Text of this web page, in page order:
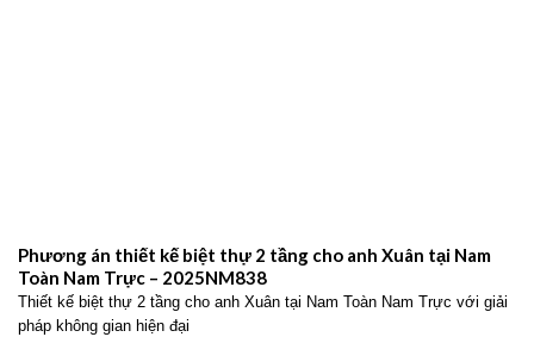
Phương án thiết kế biệt thự 2 tầng cho anh Xuân tại Nam
Toàn Nam Trực – 2025NM838
Thiết kế biệt thự 2 tầng cho anh Xuân tại Nam Toàn Nam Trực với giải
pháp không gian hiện đại